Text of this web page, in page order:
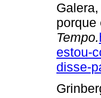
porque
Tempo.
estou-
disse-